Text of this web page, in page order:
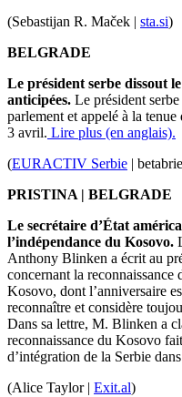
(Sebastijan R. Maček | sta.si)
BELGRADE
Le président serbe dissout
anticipées. Le président
parlement et appelé à la
3 avril. Lire plus (en anglais).
(EURACTIV Serbie |
PRISTINA | BELGRADE
Le secrétaire d’État
l’indépendance du Kosovo.
Anthony Blinken a écrit au
concernant la
Kosovo, dont l’anniversaire
reconnaître et considère
Dans sa lettre, M. Blinken a
reconnaissance du Kosovo
d’intégration de la Serbie
(Alice Taylor | Exit.al)